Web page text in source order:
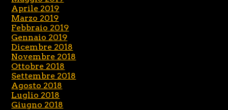
Aprile 2019
Marzo 2019
Febbraio 2019
Gennaio 2019
Dicembre 2018
Novembre 2018
Ottobre 2018
Settembre 2018
Agosto 2018
Luglio 2018
Giugno 2018